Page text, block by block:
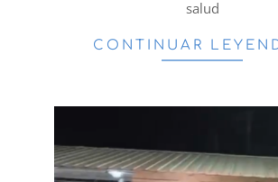
salud
CONTINUAR